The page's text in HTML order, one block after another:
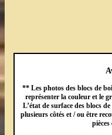
** Les photos des blocs de
représenter la couleur et le
L’état de surface des blocs
plusieurs côtés et / ou être